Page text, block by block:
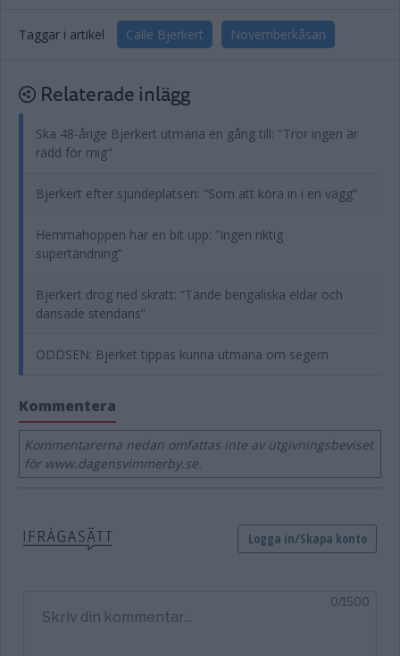
Taggar i artikel Calle Bjerkert Novemberkåsan
Relaterade inlägg
Ska 48-årige Bjerkert utmana en gång till: "Tror ingen är
rädd för mig"
Bjerkert efter sjundeplatsen: ”Som att köra in i en vägg”
Hemmahoppen har en bit upp: ”Ingen riktig
supertändning”
Bjerkert drog ned skratt: ”Tände bengaliska eldar och
dansade stendans”
ODDSEN: Bjerket tippas kunna utmana om segern
Kommentera
Kommentarerna nedan omfattas inte av utgivningsbeviset
för www.dagensvimmerby.se.